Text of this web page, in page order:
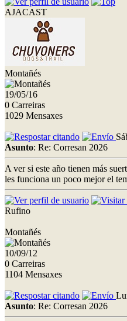
AJACAST
Montañés
19/05/16
0 Carreiras
1029 Mensaxes
Asunto: Re: Corresan 2026
A ver si este año tienen más
les funciona un poco mejor el
Rufino
Montañés
10/09/12
0 Carreiras
1104 Mensaxes
Asunto: Re: Corresan 2026